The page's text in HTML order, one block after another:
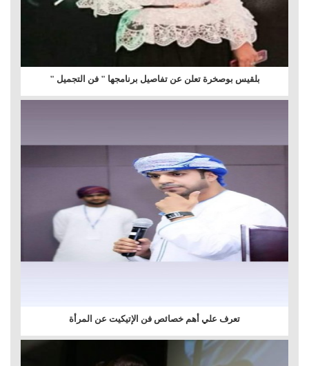
بلقيس بوصخرة تعلن عن تفاصيل برنامجها " فن التجميل "
تعرف علي أهم خصائص فن الإتيكيت عن المرأة